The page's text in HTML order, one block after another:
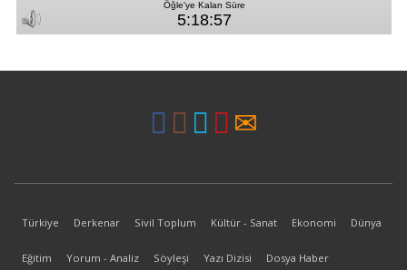
Türkiye Derkenar Sivil Toplum Kültür - Sanat Ekonomi Dünya
Eğitim Yorum - Analiz Söyleşi Yazı Dizisi Dosya Haber